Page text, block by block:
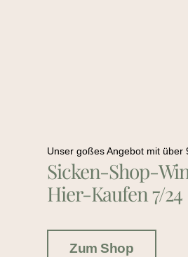
Unser goßes Angebot mit über
Sicken-Shop-
Hier-Kaufen 7/24
Zum Shop